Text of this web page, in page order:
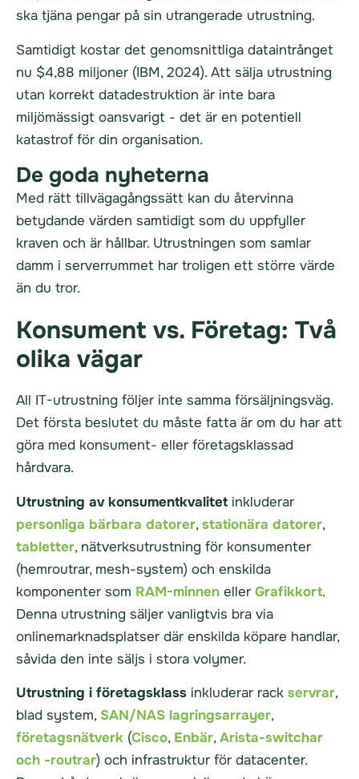
ska tjäna pengar på sin utrangerade utrustning.
Samtidigt kostar det genomsnittliga dataintrånget
nu $4,88 miljoner (IBM, 2024). Att sälja utrustning
utan korrekt datadestruktion är inte bara
miljömässigt oansvarigt - det är en potentiell
katastrof för din organisation.
De goda nyheterna
Med rätt tillvägagångssätt kan du återvinna
betydande värden samtidigt som du uppfyller
kraven och är hållbar. Utrustningen som samlar
damm i serverrummet har troligen ett större värde
än du tror.
Konsument vs. Företag: Två
olika vägar
All IT-utrustning följer inte samma försäljningsväg.
Det första beslutet du måste fatta är om du har att
göra med konsument- eller företagsklassad
hårdvara.
Utrustning av konsumentkvalitet inkluderar
personliga bärbara datorer,stationära datorer,
tabletter, nätverksutrustning för konsumenter
(hemroutrar, mesh-system) och enskilda
komponenter som RAM-minnen eller Grafikkort.
Denna utrustning säljer vanligtvis bra via
onlinemarknadsplatser där enskilda köpare handlar,
såvida den inte säljs i stora volymer.
Utrustning i företagsklass inkluderar rack servrar,
blad system, SAN/NAS lagringsarrayer,
företagsnätverk (Cisco, Enbär,Arista-switchar
och -routrar) och infrastruktur för datacenter.